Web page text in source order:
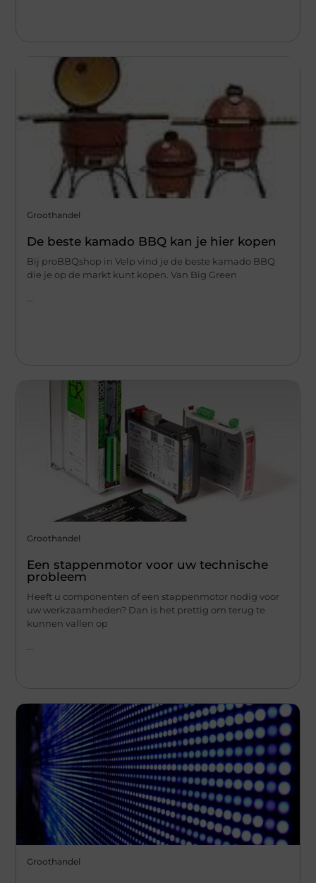
Groothandel
De beste kamado BBQ kan je hier kopen
Bij proBBQshop in Velp vind je de beste kamado BBQ
die je op de markt kunt kopen. Van Big Green
Groothandel
Een stappenmotor voor uw technische
probleem
Heeft u componenten of een stappenmotor nodig voor
uw werkzaamheden? Dan is het prettig om terug te
kunnen vallen op
...
Groothandel